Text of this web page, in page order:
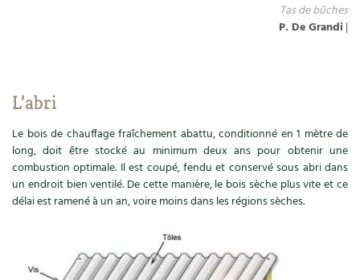
Maison écologique
Enfants
DIY, autonomie
Cuisine saine
DVD
Nos productions
Agenda, calendrier
Le magazineLes 4 saisons
Dormir à Terre vivante
Infos pratiques
Horaires, tarifs, restauration
Séjourner en Trièves
Cultiver sous serre
Jardiner en ville
Ornement et aménagement du jardin
Outils et ustensiles du jardin
Nouvelles sur le jardin et l’écologie
Prenez-en de la graine !
Forums
Tas de bûches
P. De Grandi |
L’abri
Le bois de chauffage fraîchement abattu, conditionné en 1 mètre de
long, doit être stocké au minimum deux ans pour obtenir une
combustion optimale. Il est coupé, fendu et conservé sous abri dans
un endroit bien ventilé. De cette manière, le bois sèche plus vite et ce
délai est ramené à un an, voire moins dans les régions sèches.